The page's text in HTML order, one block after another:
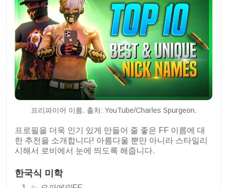
프리파이어 이름. 출처: YouTube/Charles Spurgeon.
프로필을 더욱 인기 있게 만들어 줄 좋은 FF 이름에 대
한 추천을 소개합니다! 아름다울 뿐만 아니라 스타일리
시해서 로비에서 눈에 띄도록 해줍니다.
한국식 미학